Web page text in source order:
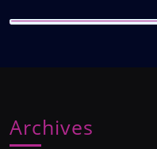
Archives